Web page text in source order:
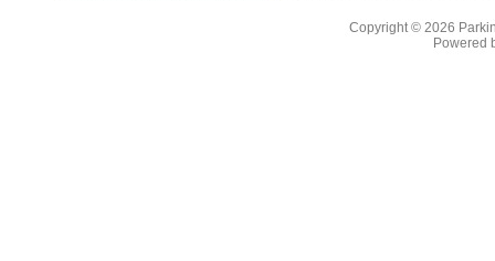
Copyright © 2026
Powered